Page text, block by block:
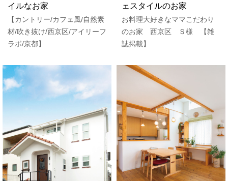
イルなお家
【カントリー/カフェ風/自然素
材/吹き抜け/西京区/アイリーフ
ラボ/京都】
ェスタイルのお家
お料理大好きなママこだわり
のお家 西京区 Ｓ様 【雑
誌掲載】